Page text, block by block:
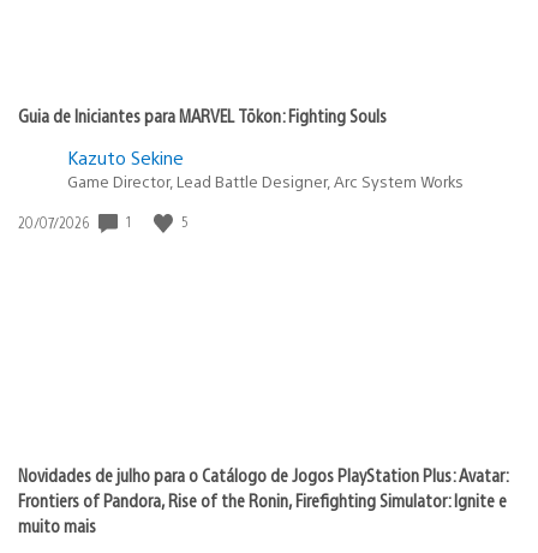
Guia de Iniciantes para MARVEL Tōkon: Fighting Souls
Kazuto Sekine
Game Director, Lead Battle Designer, Arc System Works
Data
20/07/2026 1 5
Novidades de julho para o Catálogo de Jogos PlayStation Plus: Avatar:
Frontiers of Pandora, Rise of the Ronin, Firefighting Simulator: Ignite e
muito mais